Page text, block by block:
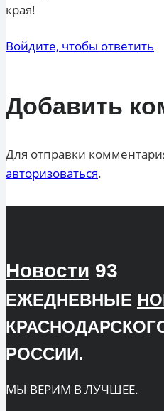
края!
Войдите, чтобы ответить
Добавить
Для отправки
авторизоваться.
Новости 93
ЕЖЕДНЕВНЫЕ
РОССИИ.
МЫ ВЕРИМ В ЛУЧШЕЕ.